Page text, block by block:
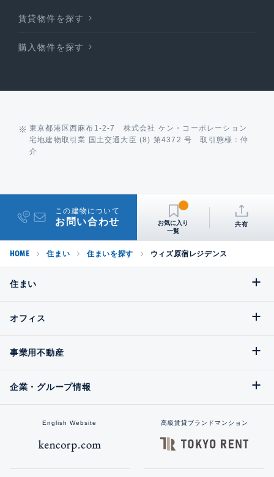
賃貸物件を探す
購入物件を探す
東京都港区西麻布1-2-7 株式会社 ケン・コーポレーション
宅地建物取引業 国土交通大臣 (8) 第4372 号 取引態様：仲
介
この建物について
お問い合わせ 共有
HOME 住まい 住まいを探す ウィズ原宿レジデンス
住まい
オフィス
事業用不動産
企業・グループ情報
English Website 高級賃貸ブランドマンション